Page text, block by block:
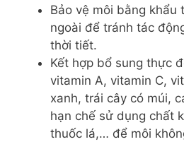
Bảo vệ môi bằng khẩu
ngoài để tránh tác
thời tiết.
Kết hợp bổ sung thực
vitamin A, vitamin C,
xanh, trái cây có múi,
hạn chế sử dụng chất
thuốc lá,… để môi